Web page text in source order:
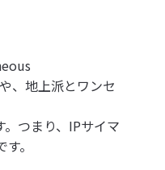
、地上派とワンセ
つまり、IPサイマ
。